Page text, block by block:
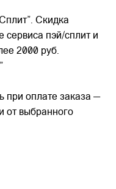
Скидка
сервиса пэй/сплит и
2000 руб.
при оплате заказа —
от выбранного